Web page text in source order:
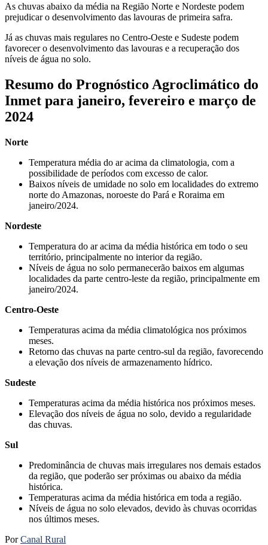
As chuvas abaixo da média na Região Norte e Nordeste podem
prejudicar o desenvolvimento das lavouras de primeira safra.
Já as chuvas mais regulares no Centro-Oeste e Sudeste podem
favorecer o desenvolvimento das lavouras e a recuperação dos
níveis de água no solo.
Resumo do Prognóstico Agroclimático do
Inmet para janeiro, fevereiro e março de
2024
Norte
Temperatura média do ar acima da climatologia, com a
possibilidade de períodos com excesso de calor.
Baixos níveis de umidade no solo em localidades do extremo
norte do Amazonas, noroeste do Pará e Roraima em
janeiro/2024.
Nordeste
Temperatura do ar acima da média histórica em todo o seu
território, principalmente no interior da região.
Níveis de água no solo permanecerão baixos em algumas
localidades da parte centro-leste da região, principalmente em
janeiro/2024.
Centro-Oeste
Temperaturas acima da média climatológica nos próximos
meses.
Retorno das chuvas na parte centro-sul da região, favorecendo
a elevação dos níveis de armazenamento hídrico.
Sudeste
Temperaturas acima da média histórica nos próximos meses.
Elevação dos níveis de água no solo, devido a regularidade
das chuvas.
Sul
Predominância de chuvas mais irregulares nos demais estados
da região, que poderão ser próximas ou abaixo da média
histórica.
Temperaturas acima da média histórica em toda a região.
Níveis de água no solo elevados, devido às chuvas ocorridas
nos últimos meses.
PorCanal Rural